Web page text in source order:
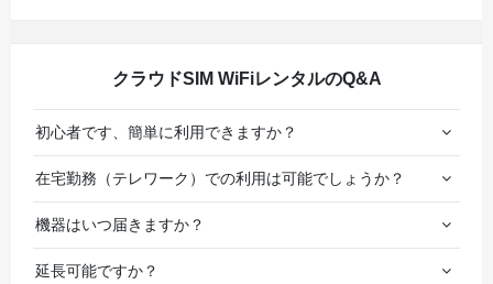
クラウドSIM WiFiレンタルのQ&A
初心者です、簡単に利用できますか？
在宅勤務（テレワーク）での利用は可能でしょうか？
機器はいつ届きますか？
延長可能ですか？